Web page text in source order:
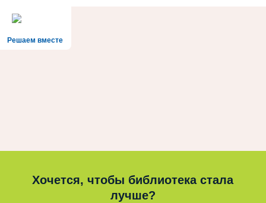
Решаем вместе
Хочется, чтобы библиотека стала
лучше?